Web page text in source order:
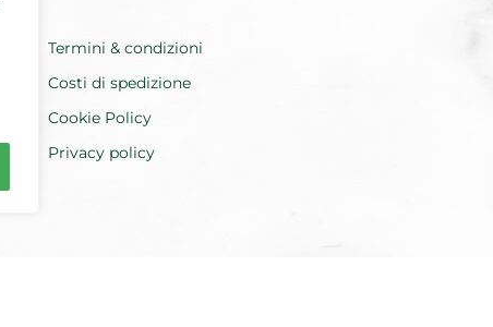
Termini & condizioni
Costi di spedizione
Cookie Policy
Privacy policy